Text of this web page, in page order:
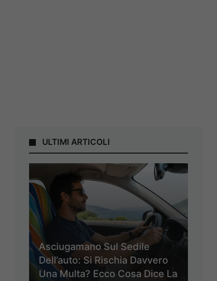
ULTIMI ARTICOLI
Asciugamano Sul Sedile
Dell’auto: Si Rischia Davvero
Una Multa? Ecco Cosa Dice La